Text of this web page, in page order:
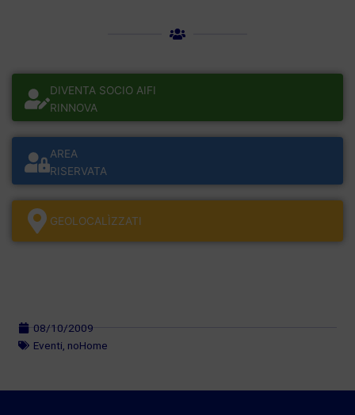
DIVENTA SOCIO AIFI
RINNOVA
AREA
RISERVATA
GEOLOCALÌZZATI
08/10/2009
Eventi noHome